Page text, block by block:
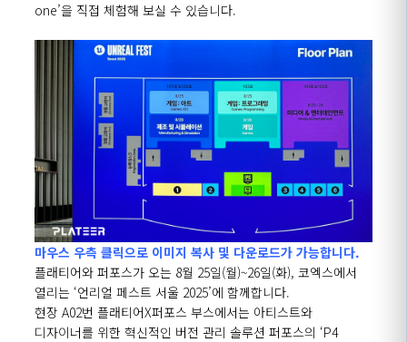
one’을 직접 체험해 보실 수 있습니다.
마우스 우측 클릭으로 이미지 복사 및 다운로드가 가능합니다.
플래티어와 퍼포스가 오는 8월 25일(월)~26일(화), 코엑스에서
열리는 ‘언리얼 페스트 서울 2025’에 함께합니다.
현장 A02번 플래티어X퍼포스 부스에서는 아티스트와
디자이너를 위한 혁신적인 버전 관리 솔루션 퍼포스의 ‘P4